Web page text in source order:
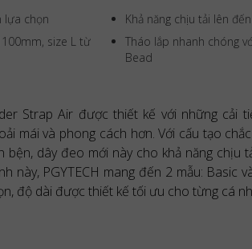
lựa chọn
Khả năng chịu tải lên
size L từ
Tháo lắp nhanh chóng
Bead
Strap Air được thiết kế với những cải
mái và phong cách hơn. Với cấu tạo
bện, dây đeo mới này cho khả năng chịu
này, PGYTECH mang đến 2 mẫu: Basic
độ dài được thiết kế tối ưu cho từng cá